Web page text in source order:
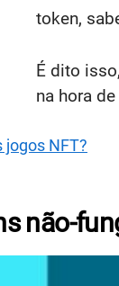
token,
É dito
na hora
jogos NFT?
não-